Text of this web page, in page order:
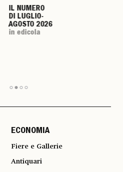
IL NUMERO
DI LUGLIO-
AGOSTO 2026
in edicola
IL NUMERO
DI LUGLIO-
AGOSTO 2026
in edicola
IL NUMERO
DI LUGLIO-
AGOSTO 2026
in edicola
IL NUMERO
DI LUGLIO-
AGOSTO 2026
in edicola
ECONOMIA
Fiere e Gallerie
Antiquari